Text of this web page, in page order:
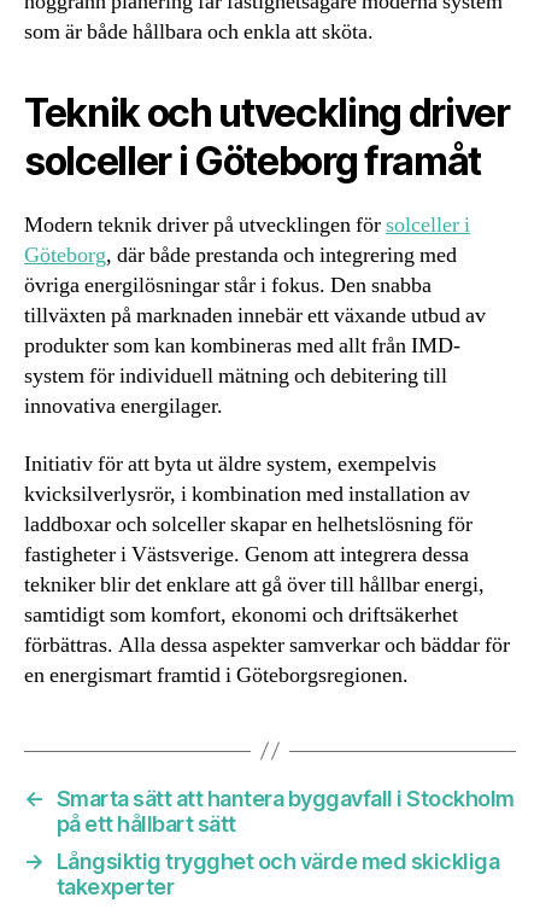
som är både hållbara och enkla att sköta.
Teknik och utveckling driver
solceller i Göteborg framåt
Modern teknik driver på utvecklingen försolceller i
Göteborg, där både prestanda och integrering med
övriga energilösningar står i fokus. Den snabba
tillväxten på marknaden innebär ett växande utbud av
produkter som kan kombineras med allt från IMD-
system för individuell mätning och debitering till
innovativa energilager.
Initiativ för att byta ut äldre system, exempelvis
kvicksilverlysrör, i kombination med installation av
laddboxar och solceller skapar en helhetslösning för
fastigheter i Västsverige. Genom att integrera dessa
tekniker blir det enklare att gå över till hållbar energi,
samtidigt som komfort, ekonomi och driftsäkerhet
förbättras. Alla dessa aspekter samverkar och bäddar för
en energismart framtid i Göteborgsregionen.
← Smarta sätt att hantera byggavfall i Stockholm
på ett hållbart sätt
→
Långsiktig trygghet och värde med skickliga
takexperter